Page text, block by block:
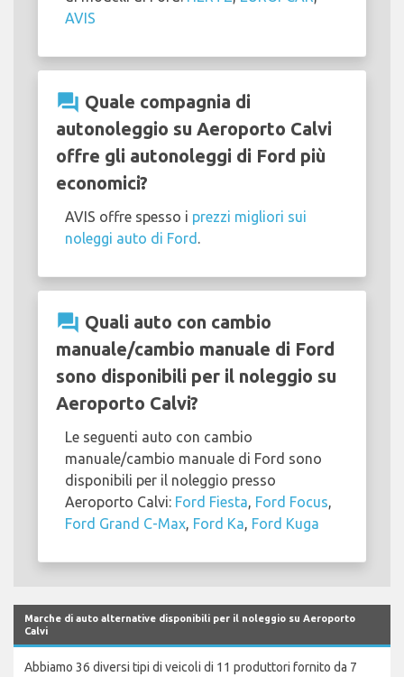
AVIS
question_answer Quale compagnia di
autonoleggio su Aeroporto Calvi
offre gli autonoleggi di Ford più
economici?
AVIS offre spesso i prezzi migliori sui
noleggi auto di Ford
question_answer Quali auto con cambio
manuale/cambio manuale di Ford
sono disponibili per il noleggio su
Aeroporto Calvi?
Le seguenti auto con cambio
manuale/cambio manuale di Ford sono
disponibili per il noleggio presso
Aeroporto Calvi: Ford Fiesta Ford Focus
Ford Grand C-Max Ford Ka Ford Kuga
Marche di auto alternative disponibili per il noleggio su Aeroporto
Calvi
Abbiamo 36 diversi tipi di veicoli di 11 produttori fornito da 7